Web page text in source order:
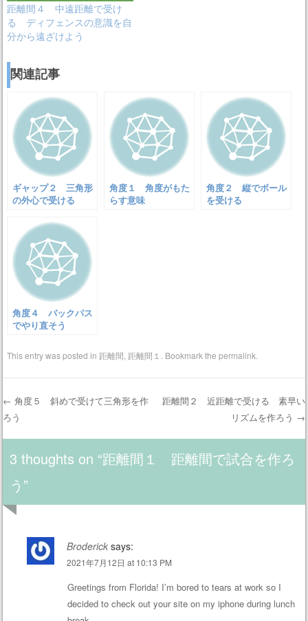
距離間４ 中遠距離で受け
る ディフェンスの意識を自
分から遠ざけよう
関連記事
ギャップ２ 三角形
の外心で受ける
角度１ 角度がもた
らす意味
角度２ 縦でボール
を受ける
角度４ バックパス
でやり直そう
This entry was posted in 距離間 距離間１ . Bookmark thepermalink
Post navigation
← 角度５ 斜めで受けて三角形を作
ろう
距離間２ 近距離で受ける 素早い
リズムを作ろう →
3 thoughts on “距離間１ 距離間で試合を作ろ
う ”
Broderick says:
2021年7月12日 at 10:13 PM
Greetings from Florida! I’m bored to tears at work so I
decided to check out your site on my iphone during lunch